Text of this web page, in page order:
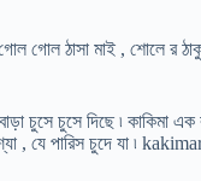
গোল ঠাসা মাই , শোলে র
বাড়া চুসে চুসে দিছে ৷
, যে পারিস চুদে যা ৷